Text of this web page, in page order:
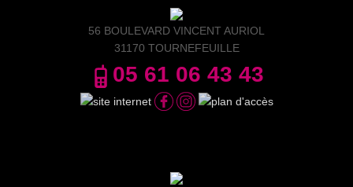
56 BOULEVARD VINCENT AURIOL
31170 TOURNEFEUILLE
05 61 06 43 43